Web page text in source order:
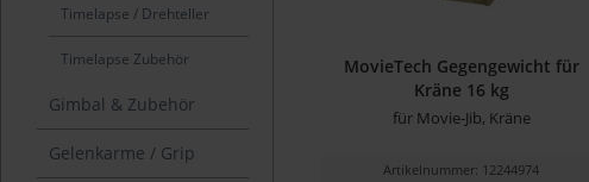
Timelapse / Drehteller
Timelapse Zubehör
Gimbal & Zubehör
Gelenkarme / Grip
MovieTech Gegengewicht für
Kräne 16 kg
für Movie-Jib, Kräne
Artikelnummer: 12244974